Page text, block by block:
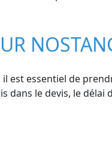
est essentiel de
le devis, le délai